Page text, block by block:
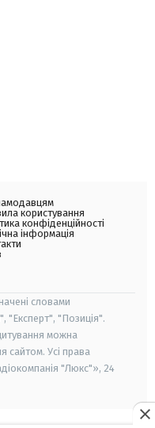
користування
конфіденційності
інформація
словами
"Експерт", "Позиція".
можна
сайтом. Усі права
"Люкс"», 24